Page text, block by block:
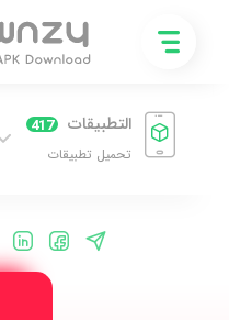
التطبيقات 417
تحميل تطبيقات